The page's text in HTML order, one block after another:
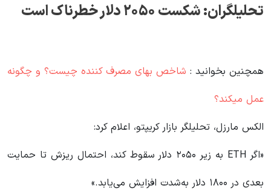
تحلیلگران: شکست ۲۰۵۰ دلار خطرناک است
همچنین بخوانید : شاخص بهای مصرف کننده چیست؟ و چگونه
عمل میکند؟
الکس مارزل، تحلیلگر بازار کریپتو، اعلام کرد:
«اگر ETH به زیر ۲۰۵۰ دلار سقوط کند، احتمال ریزش تا حمایت
بعدی در ۱۸۰۰ دلار به‌شدت افزایش می‌یابد.»